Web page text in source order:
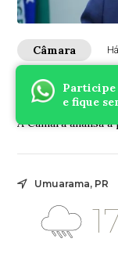
Participe
e fique
Câmara
Projeto
energia
A Câmara analisa
Umuarama, PR